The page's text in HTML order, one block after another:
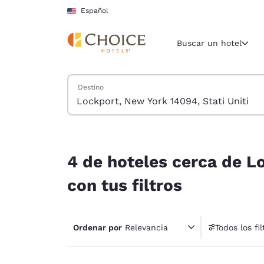
Pasar A Contenido Principal
Español
Región y
Estados
América
América
Buscar un hotel
Buscar hoteles
Destino
4 de hoteles cerca de
con tus filtros
Ordenar por Relevancia Todos los
1